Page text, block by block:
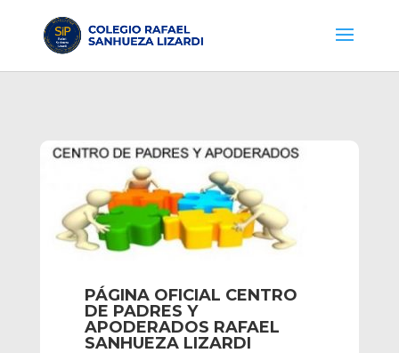
PÁGINA OFICIAL CENTRO
DE PADRES Y
APODERADOS RAFAEL
SANHUEZA LIZARDI